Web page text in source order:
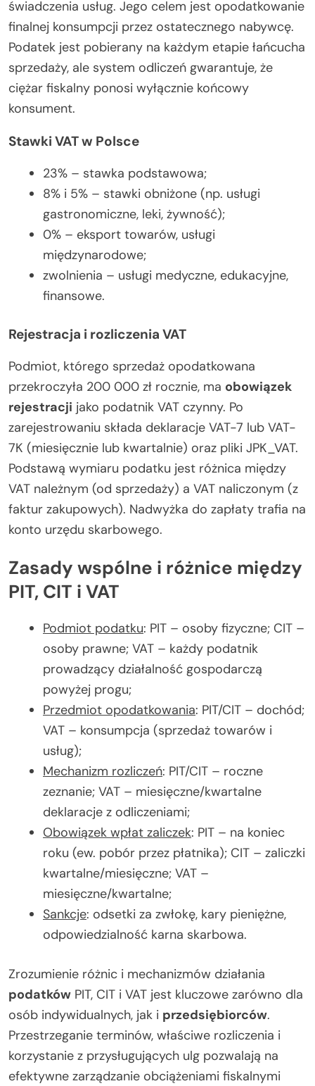
świadczenia usług. Jego celem jest opodatkowanie
finalnej konsumpcji przez ostatecznego nabywcę.
Podatek jest pobierany na każdym etapie łańcucha
sprzedaży, ale system odliczeń gwarantuje, że
ciężar fiskalny ponosi wyłącznie końcowy
konsument.
Stawki VAT w Polsce
23% – stawka podstawowa;
8% i 5% – stawki obniżone (np. usługi
gastronomiczne, leki, żywność);
0% – eksport towarów, usługi
międzynarodowe;
zwolnienia – usługi medyczne, edukacyjne,
finansowe.
Rejestracja i rozliczenia VAT
Podmiot, którego sprzedaż opodatkowana
przekroczyła 200 000 zł rocznie, ma obowiązek
rejestracji jako podatnik VAT czynny. Po
zarejestrowaniu składa deklaracje VAT-7 lub VAT-
7K (miesięcznie lub kwartalnie) oraz pliki JPK_VAT.
Podstawą wymiaru podatku jest różnica między
VAT należnym (od sprzedaży) a VAT naliczonym (z
faktur zakupowych). Nadwyżka do zapłaty trafia na
konto urzędu skarbowego.
Zasady wspólne i różnice między
PIT, CIT i VAT
Podmiot podatku: PIT – osoby fizyczne; CIT –
osoby prawne; VAT – każdy podatnik
prowadzący działalność gospodarczą
powyżej progu;
Przedmiot opodatkowania: PIT/CIT – dochód;
VAT – konsumpcja (sprzedaż towarów i
usług);
Mechanizm rozliczeń: PIT/CIT – roczne
zeznanie; VAT – miesięczne/kwartalne
deklaracje z odliczeniami;
Obowiązek wpłat zaliczek: PIT – na koniec
roku (ew. pobór przez płatnika); CIT – zaliczki
kwartalne/miesięczne; VAT –
miesięczne/kwartalne;
Sankcje: odsetki za zwłokę, kary pieniężne,
odpowiedzialność karna skarbowa.
Zrozumienie różnic i mechanizmów działania
podatków PIT, CIT i VAT jest kluczowe zarówno dla
osób indywidualnych, jak i przedsiębiorców.
Przestrzeganie terminów, właściwe rozliczenia i
korzystanie z przysługujących ulg pozwalają na
efektywne zarządzanie obciążeniami fiskalnymi